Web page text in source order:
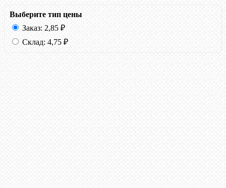
Выберите тип цены
Заказ: 2,85 ₽
Склад: 4,75 ₽